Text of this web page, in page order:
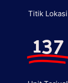
Titik Lokasi
137